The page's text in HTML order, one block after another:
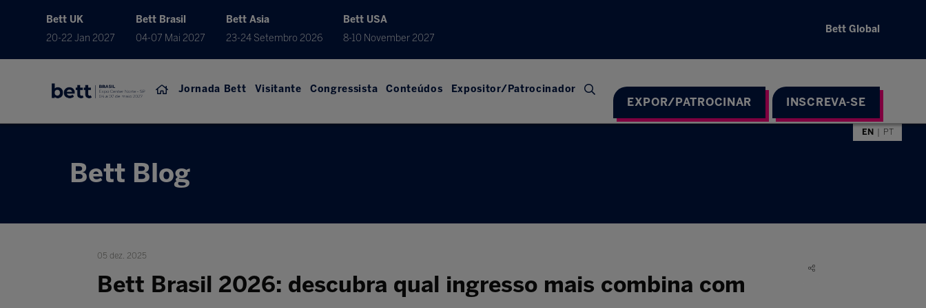
Bett UK
20-22 Jan 2027
Bett Brasil
04-07 Mai 2027
Bett Asia
23-24 Setembro 2026
Bett USA
8-10 November 2027
Bett Global
Jornada Bett Visitante Congressista Conteúdos Expositor/Patrocinador
EXPOR/PATROCINAR INSCREVA-SE
EN PT
Bett Blog
05 dez. 2025
Bett Brasil 2026: descubra qual ingresso mais combina com